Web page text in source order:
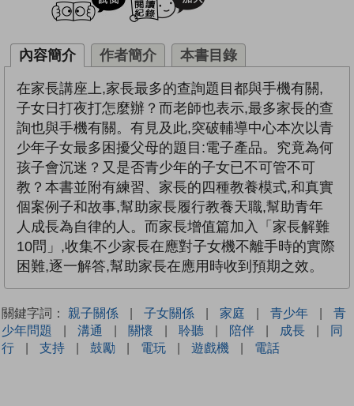
內容簡介 作者簡介 本書目錄
在家長講座上,家長最多的查詢題目都與手機有關,
子女日打夜打怎麼辦？而老師也表示,最多家長的查
詢也與手機有關。有見及此,突破輔導中心本次以青
少年子女最多困擾父母的題目:電子產品。究竟為何
孩子會沉迷？又是否青少年的子女已不可管不可
教？本書並附有練習、家長的四種教養模式,和真實
個案例子和故事,幫助家長履行教養天職,幫助青年
人成長為自律的人。而家長增值篇加入「家長解難
10問」,收集不少家長在應對子女機不離手時的實際
困難,逐一解答,幫助家長在應用時收到預期之效。
關鍵字詞： 親子關係 | 子女關係 | 家庭 | 青少年 |
青
少年問題
| 溝通 | 關懷 | 聆聽 | 陪伴 | 成長 |
同
行
| 支持 | 鼓勵 | 電玩 | 遊戲機 | 電話